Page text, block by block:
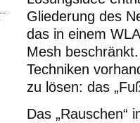
Gliederung des
das in einem
Mesh
Techniken
zu lösen: das
Das „Rauschen“